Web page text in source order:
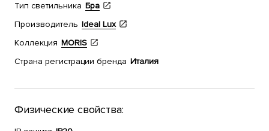
Тип светильника Бра
Производитель Ideal Lux
Коллекция MORIS
Страна регистрации бренда Италия
Физические свойства: